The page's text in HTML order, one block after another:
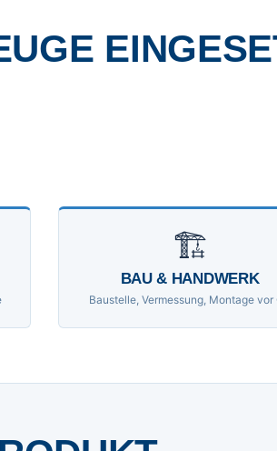
🏗
BAU & HANDWERK
Baustelle, Vermessung, Montage vor